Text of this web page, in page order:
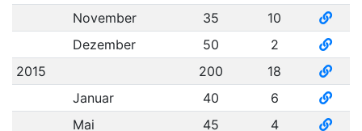
November
35
10
Dezember
50
2
2015
200
18
Januar
40
6
Mai
45
4